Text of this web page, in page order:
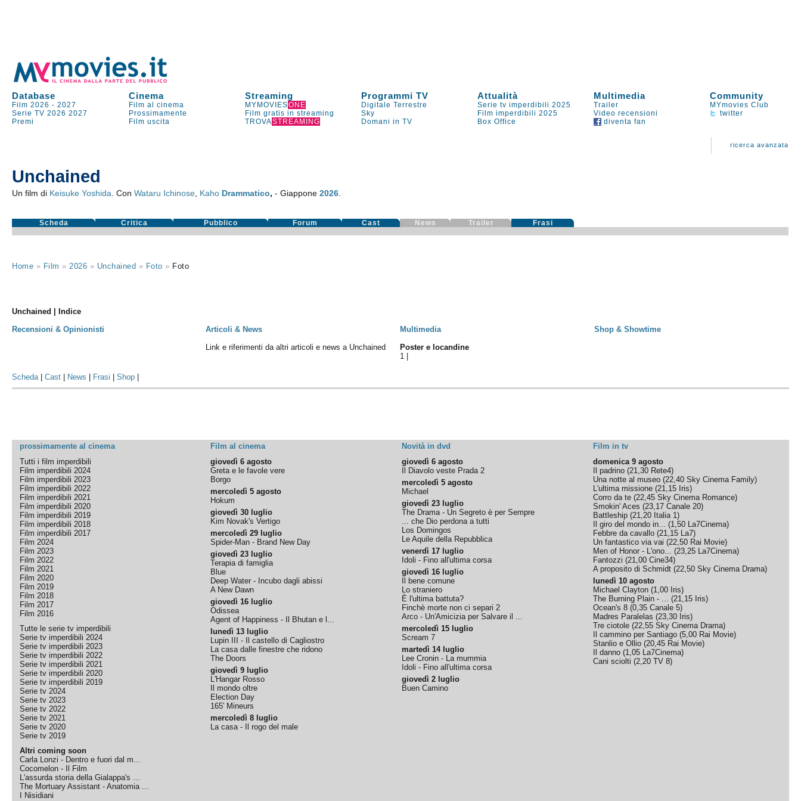
Database Cinema Streaming Programmi TV Attualità Multimedia Community
Film 2026 -2027 Film al cinema MYMOVIESONE Digitale Terrestre Serie tv imperdibili 2025 Trailer
MYmovies Club
Serie TV 2026 2027 Prossimamente Film gratis in streaming Sky Film imperdibili 2025 Video recensioni
twitter
Premi
Film uscita TROVASTREAMING Domani in TV Box Office diventa fan
ricerca avanzata
Unchained
Un film di Keisuke Yoshida . ConWataru Ichinose Kaho Drammatico,- Giappone2026
Scheda Critica Pubblico Forum Cast News Trailer Frasi
Home » Film » 2026 » Unchained » Foto » Foto
Unchained | Indice
Recensioni & Opinionisti
Articoli & News Multimedia
Shop & Showtime
Link e riferimenti da altri articoli e news a Unchained
Poster e locandine
1
Scheda|Cast News Frasi |Shop
prossimamente al cinema Film al cinema Novità in dvd
Film in tv
Tutti i film imperdibili
Film imperdibili 2024
Film imperdibili 2023
Film imperdibili 2022
Film imperdibili 2021
Film imperdibili 2020
Film imperdibili 2019
Film imperdibili 2018
Film imperdibili 2017
Film 2024
Film 2023
Film 2022
Film 2021
Film 2020
Film 2019
Film 2018
Film 2017
Film 2016
Tutte le serie tv imperdibili
Serie tv imperdibili 2024
Serie tv imperdibili 2023
Serie tv imperdibili 2022
Serie tv imperdibili 2021
Serie tv imperdibili 2020
Serie tv imperdibili 2019
Serie tv 2024
Serie tv 2023
Serie tv 2022
Serie tv 2021
Serie tv 2020
Serie tv 2019
Altri coming soon
Carla Lonzi - Dentro e fuori dal m...
Cocomelon - Il Film
L'assurda storia della Gialappa's ...
The Mortuary Assistant - Anatomia ...
I Nisidiani
giovedì 6 agosto
Greta e le favole vere
Borgo
mercoledì 5 agosto
Hokum
giovedì 30 luglio
Kim Novak's Vertigo
mercoledì 29 luglio
Spider-Man - Brand New Day
giovedì 23 luglio
Terapia di famiglia
Blue
Deep Water - Incubo dagli abissi
A New Dawn
giovedì 16 luglio
Odissea
Agent of Happiness - Il Bhutan e l...
lunedì 13 luglio
Lupin III - Il castello di Cagliostro
La casa dalle finestre che ridono
The Doors
giovedì 9 luglio
L'Hangar Rosso
Il mondo oltre
Election Day
165' Mineurs
mercoledì 8 luglio
La casa - Il rogo del male
giovedì 6 agosto
Il Diavolo veste Prada 2
mercoledì 5 agosto
Michael
giovedì 23 luglio
The Drama - Un Segreto è per Sempre
... che Dio perdona a tutti
Los Domingos
Le Aquile della Repubblica
venerdì 17 luglio
Idoli - Fino all'ultima corsa
giovedì 16 luglio
Il bene comune
Lo straniero
È l'ultima battuta?
Finchè morte non ci separi 2
Arco - Un'Amicizia per Salvare il ...
mercoledì 15 luglio
Scream 7
martedì 14 luglio
Lee Cronin - La mummia
Idoli - Fino all'ultima corsa
giovedì 2 luglio
Buen Camino
domenica 9 agosto
Il padrino (21,30 Rete4)
Una notte al museo (22,40 Sky Cinema Family)
L'ultima missione (21,15 Iris)
Corro da te (22,45 Sky Cinema Romance)
Smokin' Aces (23,17 Canale 20)
Battleship (21,20 Italia 1)
Il giro del mondo in... (1,50 La7Cinema)
Febbre da cavallo (21,15 La7)
Un fantastico via vai (22,50 Rai Movie)
Men of Honor - L'ono... (23,25 La7Cinema)
Fantozzi (21,00 Cine34)
A proposito di Schmidt (22,50 Sky Cinema Drama)
lunedì 10 agosto
Michael Clayton (1,00 Iris)
The Burning Plain - ... (21,15 Iris)
Ocean's 8 (0,35 Canale 5)
Madres Paralelas (23,30 Iris)
Tre ciotole (22,55 Sky Cinema Drama)
Il cammino per Santiago (5,00 Rai Movie)
Stanlio e Ollio (20,45 Rai Movie)
Il danno (1,05 La7Cinema)
Cani sciolti (2,20 TV 8)